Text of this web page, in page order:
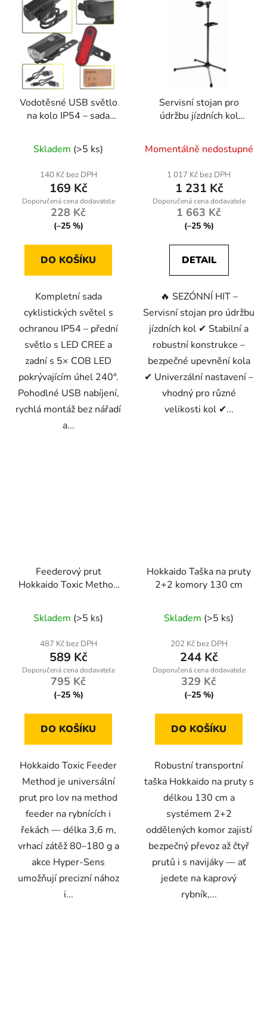
Vodotěsné USB světlo
na kolo IP54 – sada
hodnocení
produktu
je
5,0
z
hvězdiček.
Skladem (>5 ks)
140 Kč bez DPH
169 Kč
228 Kč
(–25 %)
DO KOŠÍKU
Kompletní sada
cyklistických světel s
ochranou IP54 – přední
světlo s LED CREE a
zadní s 5× COB LED
pokrývajícím úhel 240°.
Pohodlné USB nabíjení,
rychlá montáž bez nářadí
a...
Servisní stojan pro
údržbu jízdních kol
Momentálně nedostupné
1 017 Kč bez DPH
1 231 Kč
1 663 Kč
(–25 %)
DETAIL
🔥 SEZÓNNÍ HIT –
Servisní stojan pro údržbu
jízdních kol ✔ Stabilní a
robustní konstrukce –
bezpečné upevnění kola
✔ Univerzální nastavení –
vhodný pro různé
velikosti kol ✔...
Feederový prut
Hokkaido Toxic Method
hodnocení
produktu
je
5,0
z
hvězdiček.
Skladem (>5 ks)
487 Kč bez DPH
589 Kč
795 Kč
(–25 %)
DO KOŠÍKU
Hokkaido Toxic Feeder
Method je universální
prut pro lov na method
feeder na rybnících i
řekách — délka 3,6 m,
vrhací zátěž 80–180 g a
akce Hyper-Sens
umožňují precizní nához
i...
Hokkaido Taška na pruty
2+2 komory 130 cm
hodnocení
produktu
je
5,0
z
hvězdiček.
Skladem (>5 ks)
202 Kč bez DPH
244 Kč
329 Kč
(–25 %)
DO KOŠÍKU
Robustní transportní
taška Hokkaido na pruty s
délkou 130 cm a
systémem 2+2
oddělených komor zajistí
bezpečný převoz až čtyř
prutů i s navijáky — ať
jedete na kaprový
rybník,...